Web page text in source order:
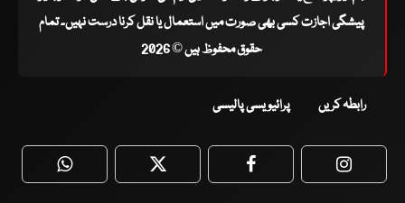
پیشگی اجازت کسی بھی صورت میں استعمال یا نقل کرنا درست نہیں۔ تمام
حقوق محفوظ ہیں © 2026
رابطہ کریں پرائیویسی پالیسی
WhatsApp Twitter Facebook